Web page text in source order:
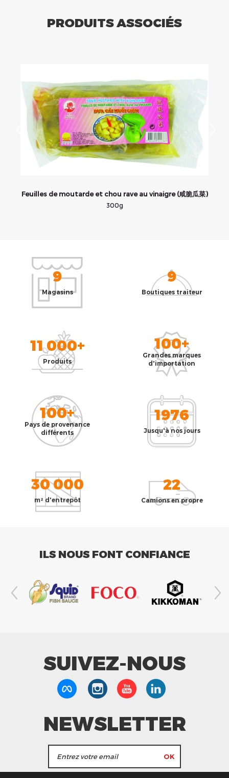
PRODUITS ASSOCIÉS
Feuilles de moutarde et chou rave au vinaigre (咸脆瓜菜)
300g
9
Magasins
9
Boutiques traiteur
11 000+
Produits
100+
Grandes marques
d'importation
100+
Pays de provenance
différents
1976
Jusqu'à nos jours
30 000
m² d'entrepôt
22
Camions en propre
ILS NOUS FONT CONFIANCE
SUIVEZ-NOUS
NEWSLETTER